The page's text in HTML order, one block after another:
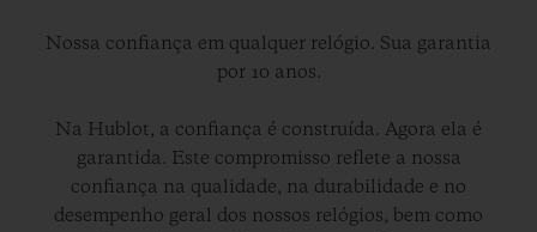
Nossa confiança em qualquer relógio. Sua garantia
por 10 anos.
Na Hublot, a confiança é construída. Agora ela é
garantida. Este compromisso reflete a nossa
confiança na qualidade, na durabilidade e no
desempenho geral dos nossos relógios, bem como